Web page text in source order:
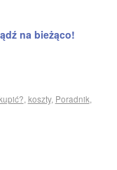
na bieżąco!
koszty, Poradnik